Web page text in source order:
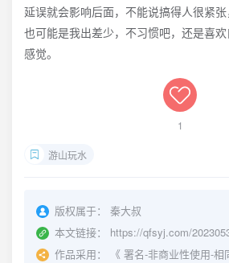
延误就会影响后面，不能说搞得人很紧张
也可能是我出差少，不习惯吧，还是喜
感觉。
1
游山玩水
版权属于：
秦大叔
本文链接：
https://qfsyj.com/
作品采用：
《 署名-非商业性使用-